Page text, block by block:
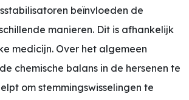
beïnvloeden de
manieren. Dit is afhankelijk
medicijn. Over het algemeen
chemische balans in de hersenen te
om stemmingswisselingen te